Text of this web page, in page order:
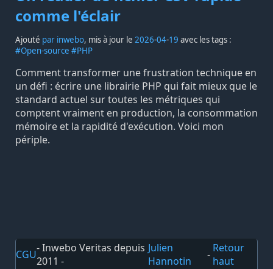
comme l'éclair
Ajouté par inwebo, mis à jour le 2026-04-19 avec les tags :
#Open-source #PHP
Comment transformer une frustration technique en
un défi : écrire une librairie PHP qui fait mieux que le
standard actuel sur toutes les métriques qui
comptent vraiment en production, la consommation
mémoire et la rapidité d'exécution. Voici mon
périple.
CGU- Inwebo Veritas depuis
2011 -
Julien
Hannotin
- Retour
haut